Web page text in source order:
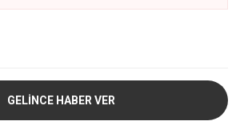
GELİNCE HABER VER